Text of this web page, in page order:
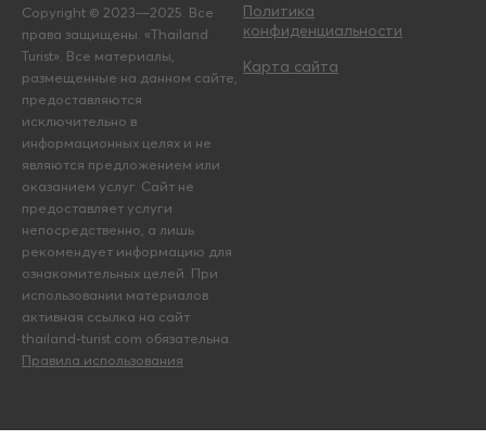
Copyright © 2023—2025. Все
права защищены. «Thailand
Turist». Все материалы,
размещенные на данном сайте,
предоставляются
исключительно в
информационных целях и не
являются предложением или
оказанием услуг. Сайт не
предоставляет услуги
непосредственно, а лишь
рекомендует информацию для
ознакомительных целей. При
использовании материалов
активная ссылка на сайт
thailand-turist.com обязательна.
Правила использования
Политика
конфиденциальности
Карта сайта